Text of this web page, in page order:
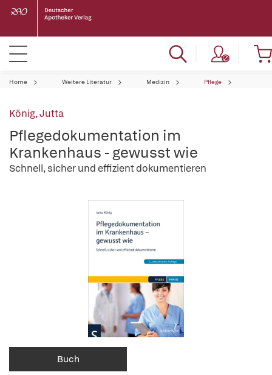
Home Weitere Literatur Medizin Pflege
König, Jutta
Pflegedokumentation im
Krankenhaus - gewusst wie
Schnell, sicher und effizient dokumentieren
Buch